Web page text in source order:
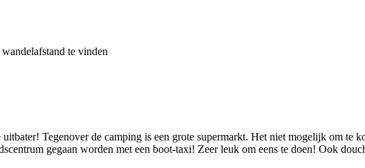
te vinden
Tegenover de camping is een grote supermarkt. Het niet mogelijk om te
gegaan worden met een boot-taxi! Zeer leuk om eens te doen! Ook